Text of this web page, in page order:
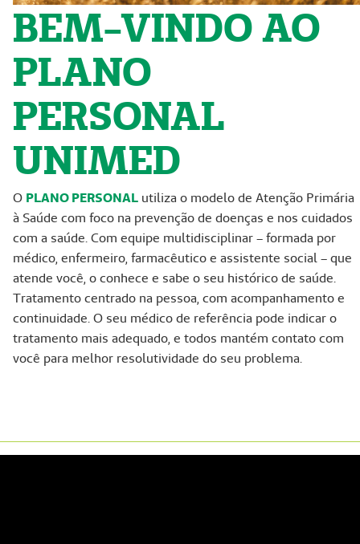
BEM-VINDO AO
PLANO
PERSONAL
UNIMED
O PLANO PERSONAL utiliza o modelo de Atenção Primária
à Saúde com foco na prevenção de doenças e nos cuidados
com a saúde. Com equipe multidisciplinar – formada por
médico, enfermeiro, farmacêutico e assistente social – que
atende você, o conhece e sabe o seu histórico de saúde.
Tratamento centrado na pessoa, com acompanhamento e
continuidade. O seu médico de referência pode indicar o
tratamento mais adequado, e todos mantém contato com
você para melhor resolutividade do seu problema.